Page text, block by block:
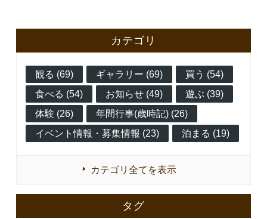
カテゴリ
観る (69) ギャラリー (69)
買う (54)
食べる (54)
お知らせ (49)
遊ぶ (39)
体験 (26)
年間行事(歳時記) (26)
イベント情報・募集情報 (23)
泊まる (19)
カテゴリ全てを表示
タグ